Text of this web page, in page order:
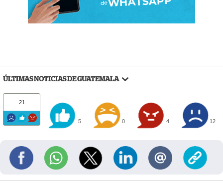
ÚLTIMAS NOTICIAS DE GUATEMALA
21
5 0 4 12